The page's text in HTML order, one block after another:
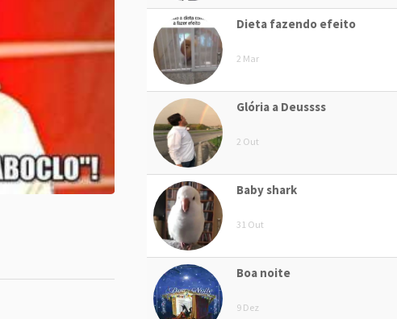
Dieta fazendo efeito
2 Mar
Glória a Deussss
2 Out
Baby shark
31 Out
Boa noite
9 Dez